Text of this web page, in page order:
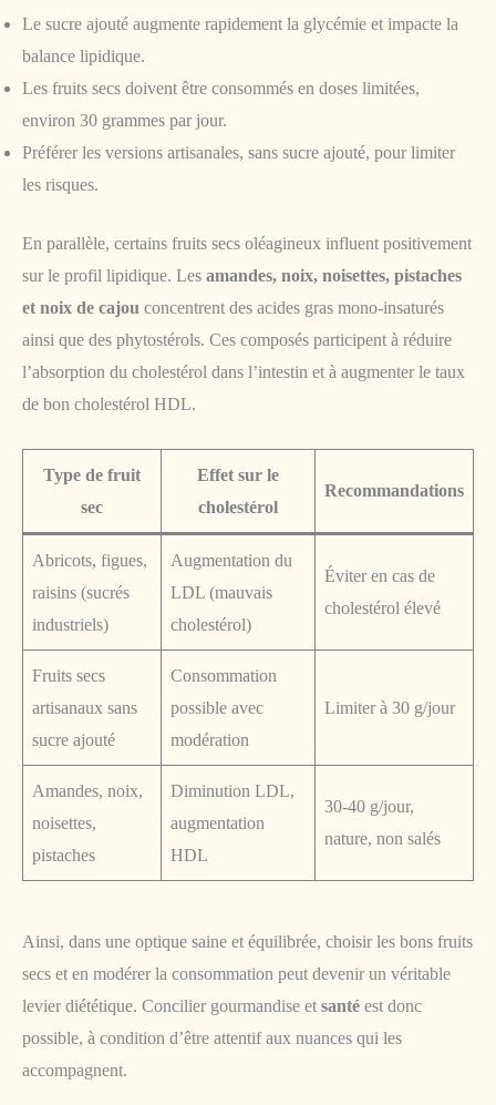
Le sucre ajouté augmente rapidement la glycémie et impacte la
balance lipidique.
Les fruits secs doivent être consommés en doses limitées,
environ 30 grammes par jour.
Préférer les versions artisanales, sans sucre ajouté, pour limiter
les risques.
En parallèle, certains fruits secs oléagineux influent positivement
sur le profil lipidique. Les amandes, noix, noisettes, pistaches
et noix de cajou concentrent des acides gras mono-insaturés
ainsi que des phytostérols. Ces composés participent à réduire
l’absorption du cholestérol dans l’intestin et à augmenter le taux
de bon cholestérol HDL.
Type de fruit
sec
Effet sur le
cholestérol
Recommandations
Abricots, figues,
raisins (sucrés
industriels)
Augmentation du
LDL (mauvais
cholestérol)
Éviter en cas de
cholestérol élevé
Fruits secs
artisanaux sans
sucre ajouté
Consommation
possible avec
modération
Limiter à 30 g/jour
Amandes, noix,
noisettes,
pistaches
Diminution LDL,
augmentation
HDL
30-40 g/jour,
nature, non salés
Ainsi, dans une optique saine et équilibrée, choisir les bons fruits
secs et en modérer la consommation peut devenir un véritable
levier diététique. Concilier gourmandise et santé est donc
possible, à condition d’être attentif aux nuances qui les
accompagnent.